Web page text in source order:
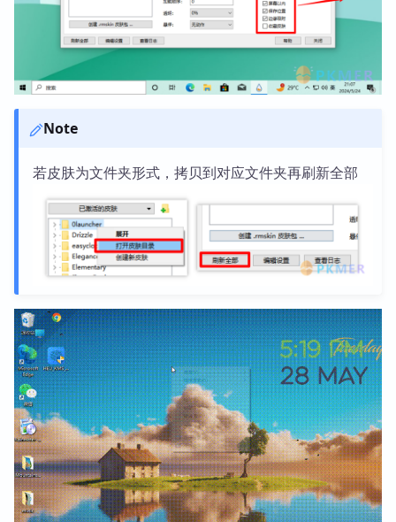
Note
若皮肤为文件夹形式，拷贝到对应文件夹再刷新全部